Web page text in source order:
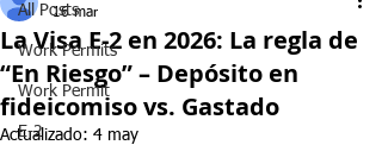
All Posts
Work Permits
Work Permit
E-2
La Visa E-2 en 2026: La regla de
“En Riesgo” – Depósito en
fideicomiso vs. Gastado
16 mar
Actualizado: 4 may